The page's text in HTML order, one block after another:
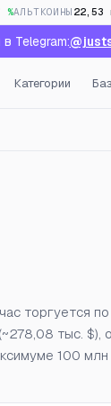
%АЛЬТКОИНЫ 22,53
Telegram:
Категории
торгуется
тыс.
100